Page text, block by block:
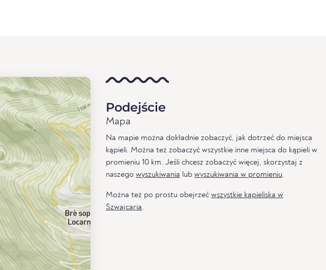
Podejście
Mapa
Na mapie można dokładnie zobaczyć, jak dotrzeć do miejsca
kąpieli. Można też zobaczyć wszystkie inne miejsca do kąpieli w
promieniu 10 km. Jeśli chcesz zobaczyć więcej, skorzystaj z
naszego wyszukiwania lub wyszukiwania w promieniu.
Można też po prostu obejrzeć wszystkie kąpieliska w
Szwajcaria.